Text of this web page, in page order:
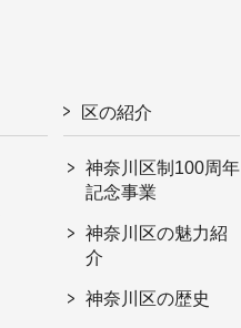
区の紹介
神奈川区制100周年
記念事業
神奈川区の魅力紹
介
神奈川区の歴史